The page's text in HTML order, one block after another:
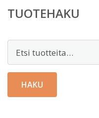
TUOTEHAKU
HAKU